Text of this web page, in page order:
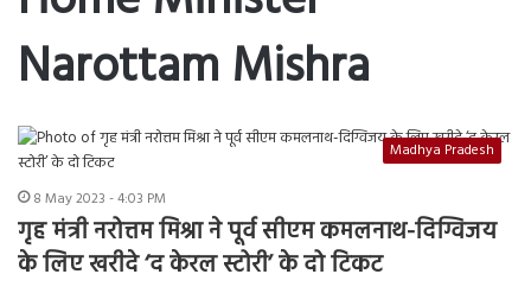
Narottam Mishra
Madhya Pradesh
8 May 2023 - 4:03 PM
गृह मंत्री नरोत्तम मिश्रा ने पूर्व सीएम कमलनाथ-दिग्विजय
के लिए खरीदे ‘द केरल स्टोरी’ के दो टिकट